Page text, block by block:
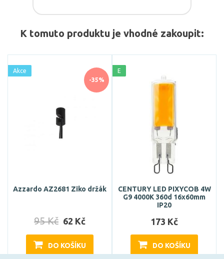
K tomuto produktu je vhodné zakoupit:
-35%
Akce
Azzardo AZ2681 Ziko držák
95 Kč 62 Kč
DO KOŠÍKU
E
CENTURY LED PIXYCOB 4W
G9 4000K 360d 16x60mm
IP20
173 Kč
DO KOŠÍKU